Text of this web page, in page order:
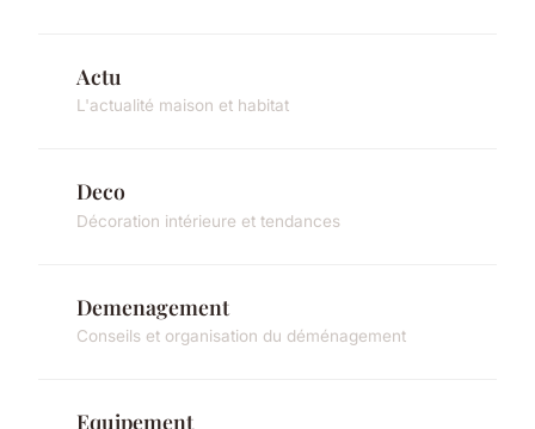
Actu
L'actualité maison et habitat
Deco
Décoration intérieure et tendances
Demenagement
Conseils et organisation du déménagement
Equipement